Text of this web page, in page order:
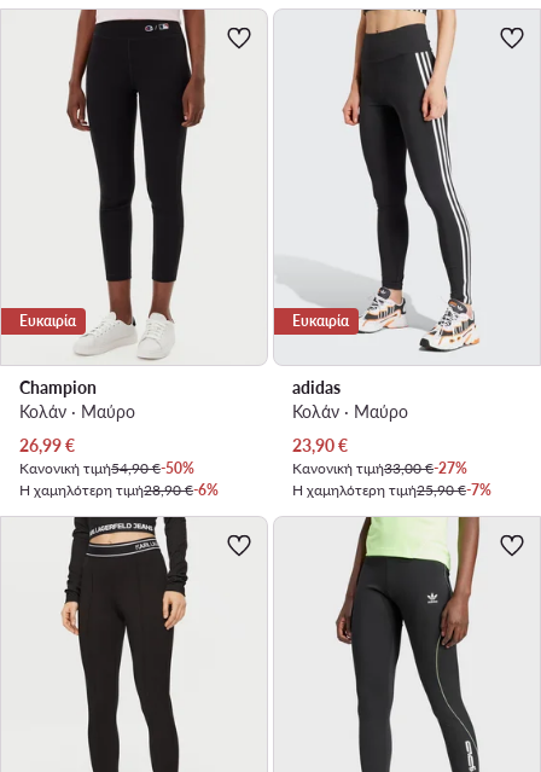
Ευκαιρία
Champion
Κολάν · Μαύρο
Τρέχουσα τιμή
26,99€
Κανονική τιμή54,90 €-50%
Η χαμηλότερη τιμή28,90 €-6%
Ευκαιρία
adidas
Κολάν · Μαύρο
Τρέχουσα τιμή
23,90€
Κανονική τιμή33,00 €-27%
Η χαμηλότερη τιμή25,90 €-7%